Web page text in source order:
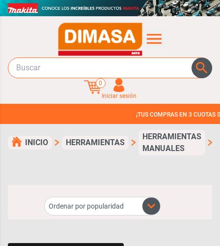
0
Iniciar sesión
¡TUS COMPRAS EN 3 CUOTAS SIN INTERES!
INICIO HERRAMIENTAS
HERRAMIENTAS
MANUALES